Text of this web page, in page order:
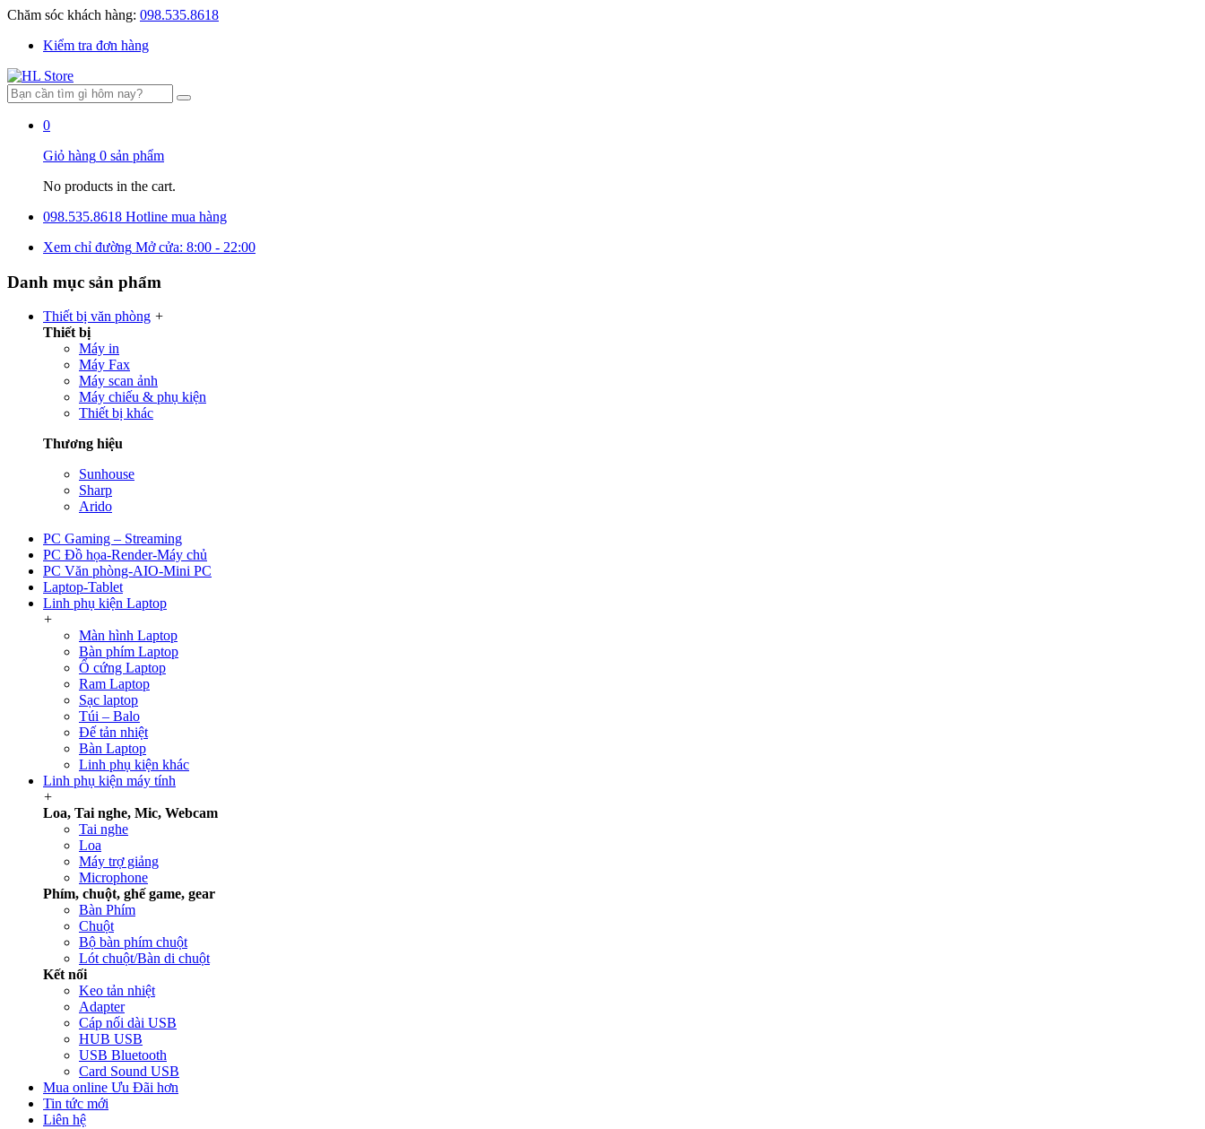
Chăm sóc khách hàng: 098.535.8618
Kiểm tra đơn hàng
0
Giỏ hàng 0 sản phẩm
No products in the cart.
098.535.8618 Hotline mua hàng
Xem chỉ đường Mở cửa: 8:00 - 22:00
Danh mục sản phẩm
Thiết bị văn phòng +
Thiết bị
Máy in
Máy Fax
Máy scan ảnh
Máy chiếu & phụ kiện
Thiết bị khác
Thương hiệu
Sunhouse
Sharp
Arido
PC Gaming – Streaming
PC Đồ họa-Render-Máy chủ
PC Văn phòng-AIO-Mini PC
Laptop-Tablet
Linh phụ kiện Laptop
+
Màn hình Laptop
Bàn phím Laptop
Ổ cứng Laptop
Ram Laptop
Sạc laptop
Túi – Balo
Đế tản nhiệt
Bàn Laptop
Linh phụ kiện khác
Linh phụ kiện máy tính
+
Loa, Tai nghe, Mic, Webcam
Tai nghe
Loa
Máy trợ giảng
Microphone
Phím, chuột, ghế game, gear
Bàn Phím
Chuột
Bộ bàn phím chuột
Lót chuột/Bàn di chuột
Kết nối
Keo tản nhiệt
Adapter
Cáp nối dài USB
HUB USB
USB Bluetooth
Card Sound USB
Mua online Ưu Đãi hơn
Tin tức mới
Liên hệ